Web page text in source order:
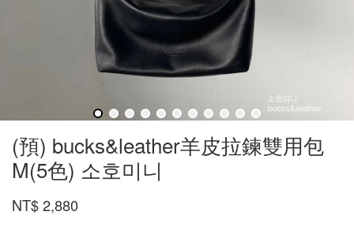
(預) bucks&leather羊皮拉鍊雙用包
M(5色) 소호미니
NT$ 2,880